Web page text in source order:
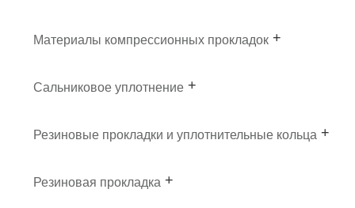
Материалы компрессионных прокладок
Сальниковое уплотнение
Резиновые прокладки и уплотнительные кольца
Резиновая прокладка